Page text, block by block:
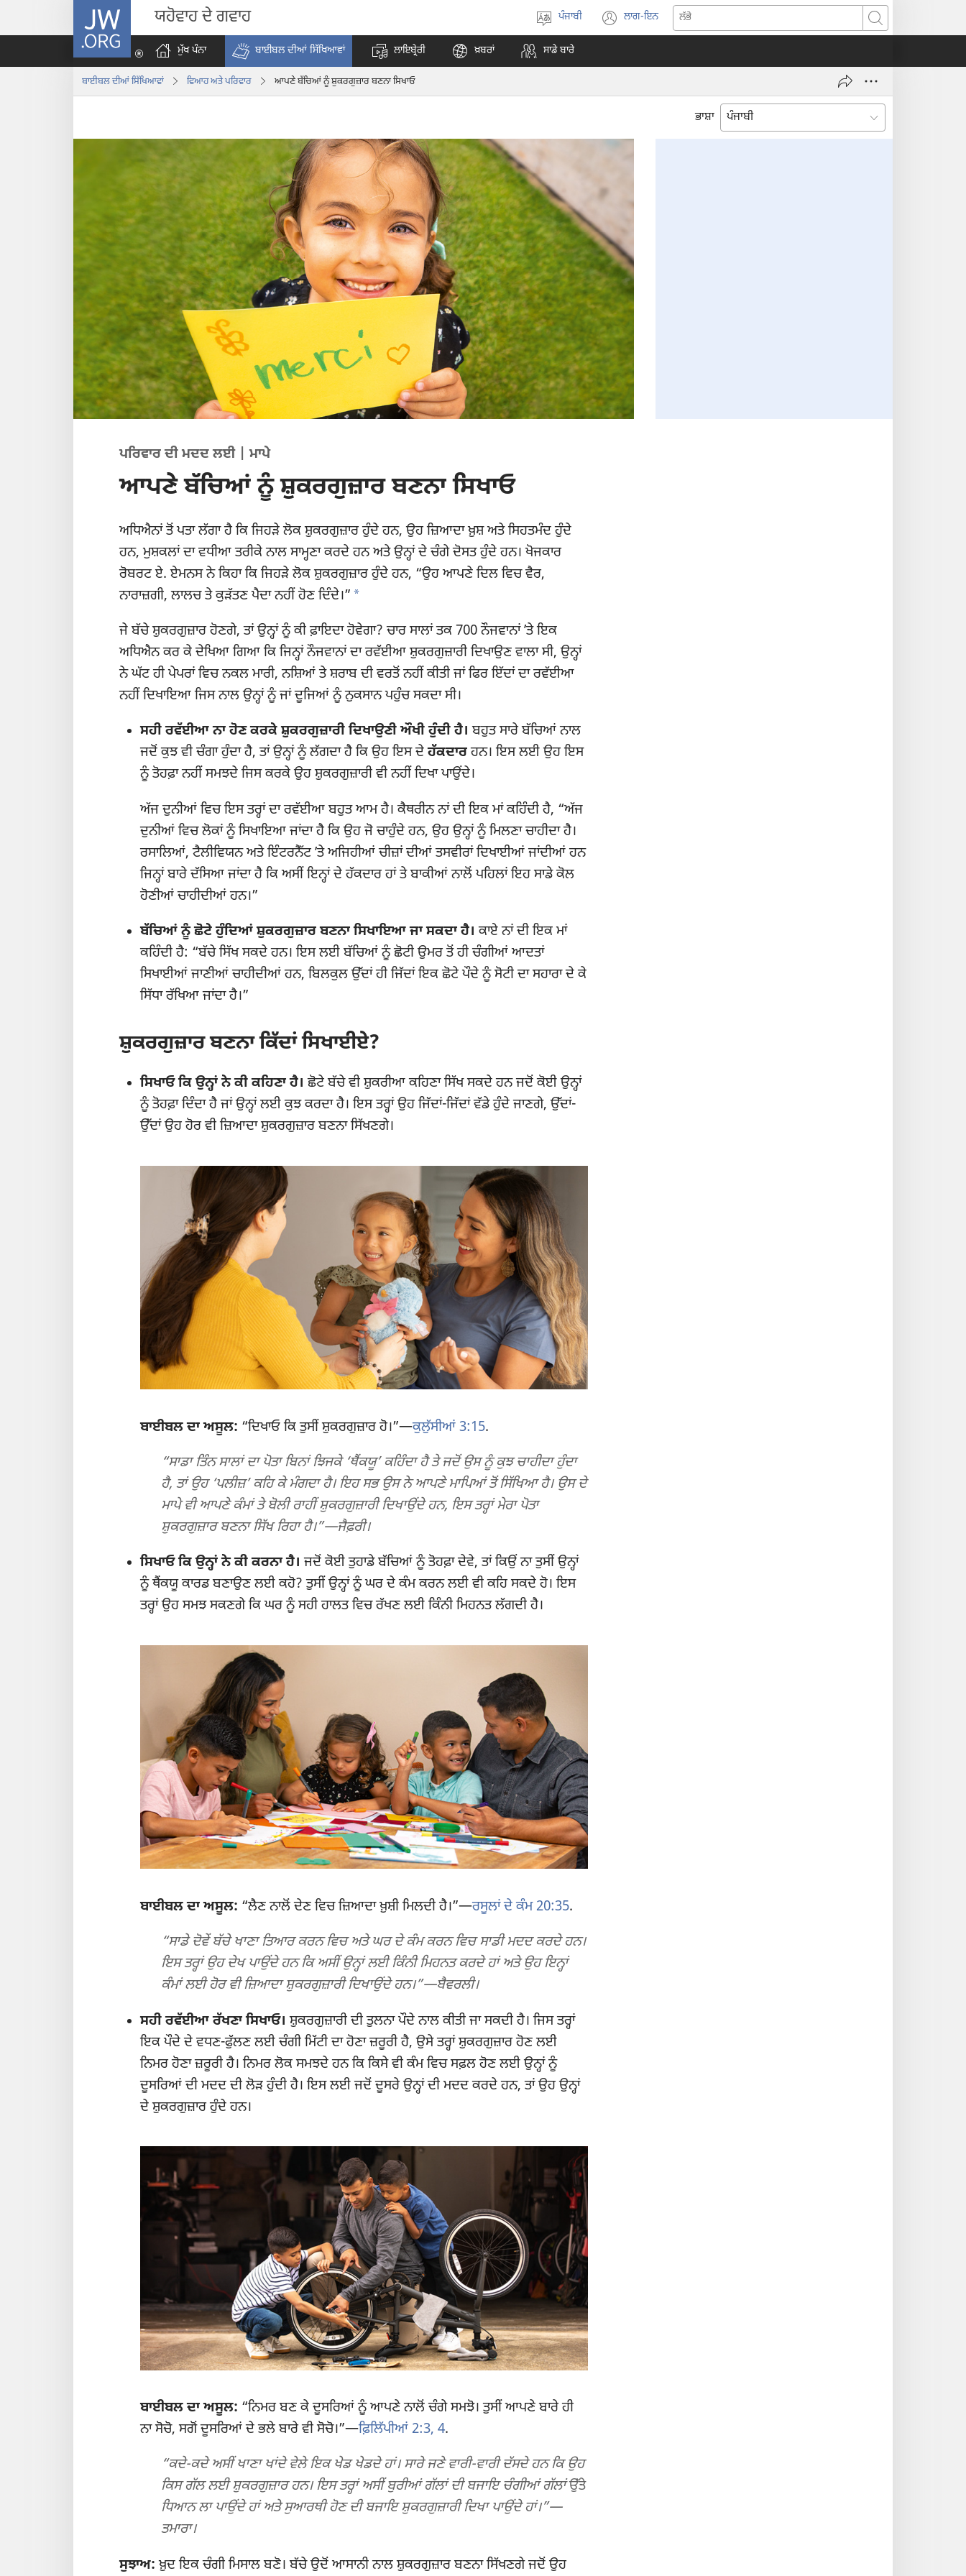
JW.ORG ਯਹੋਵਾਹ ਦੇ ਗਵਾਹ
ਚੁਣੋ
ਪੰਜਾਬੀ ਲਾਗ-ਇਨ
new
ਲੱਭੋ
ਮੁੱਖ ਪੰਨਾ ਬਾਈਬਲ ਦੀਆਂ ਸਿੱਖਿਆਵਾਂ ਲਾਇਬ੍ਰੇਰੀ ਖ਼ਬਰਾਂ ਸਾਡੇ ਬਾਰੇ
ਬਾਈਬਲ ਦੀਆਂ ਸਿੱਖਿਆਵਾਂ ਵਿਆਹ ਅਤੇ ਪਰਿਵਾਰ ਆਪਣੇ ਬੱਚਿਆਂ ਨੂੰ ਸ਼ੁਕਰਗੁਜ਼ਾਰ ਬਣਨਾ ਸਿਖਾਓ
ਭਾਸ਼ਾ
ਪਰਿਵਾਰ ਦੀ ਮਦਦ ਲਈ | ਮਾਪੇ
ਆਪਣੇ ਬੱਚਿਆਂ ਨੂੰ ਸ਼ੁਕਰਗੁਜ਼ਾਰ ਬਣਨਾ ਸਿਖਾਓ
ਅਧਿਐਨਾਂ ਤੋਂ ਪਤਾ ਲੱਗਾ ਹੈ ਕਿ ਜਿਹੜੇ ਲੋਕ ਸ਼ੁਕਰਗੁਜ਼ਾਰ ਹੁੰਦੇ ਹਨ, ਉਹ ਜ਼ਿਆਦਾ ਖ਼ੁਸ਼ ਅਤੇ ਸਿਹਤਮੰਦ ਹੁੰਦੇ
ਹਨ, ਮੁਸ਼ਕਲਾਂ ਦਾ ਵਧੀਆ ਤਰੀਕੇ ਨਾਲ ਸਾਮ੍ਹਣਾ ਕਰਦੇ ਹਨ ਅਤੇ ਉਨ੍ਹਾਂ ਦੇ ਚੰਗੇ ਦੋਸਤ ਹੁੰਦੇ ਹਨ। ਖੋਜਕਾਰ
ਰੋਬਰਟ ਏ. ਏਮਨਸ ਨੇ ਕਿਹਾ ਕਿ ਜਿਹੜੇ ਲੋਕ ਸ਼ੁਕਰਗੁਜ਼ਾਰ ਹੁੰਦੇ ਹਨ, “ਉਹ ਆਪਣੇ ਦਿਲ ਵਿਚ ਵੈਰ,
ਨਾਰਾਜ਼ਗੀ, ਲਾਲਚ ਤੇ ਕੁੜੱਤਣ ਪੈਦਾ ਨਹੀਂ ਹੋਣ ਦਿੰਦੇ।” a
ਜੇ ਬੱਚੇ ਸ਼ੁਕਰਗੁਜ਼ਾਰ ਹੋਣਗੇ, ਤਾਂ ਉਨ੍ਹਾਂ ਨੂੰ ਕੀ ਫ਼ਾਇਦਾ ਹੋਵੇਗਾ? ਚਾਰ ਸਾਲਾਂ ਤਕ 700 ਨੌਜਵਾਨਾਂ ʼਤੇ ਇਕ
ਅਧਿਐਨ ਕਰ ਕੇ ਦੇਖਿਆ ਗਿਆ ਕਿ ਜਿਨ੍ਹਾਂ ਨੌਜਵਾਨਾਂ ਦਾ ਰਵੱਈਆ ਸ਼ੁਕਰਗੁਜ਼ਾਰੀ ਦਿਖਾਉਣ ਵਾਲਾ ਸੀ, ਉਨ੍ਹਾਂ
ਨੇ ਘੱਟ ਹੀ ਪੇਪਰਾਂ ਵਿਚ ਨਕਲ ਮਾਰੀ, ਨਸ਼ਿਆਂ ਤੇ ਸ਼ਰਾਬ ਦੀ ਵਰਤੋਂ ਨਹੀਂ ਕੀਤੀ ਜਾਂ ਫਿਰ ਇੱਦਾਂ ਦਾ ਰਵੱਈਆ
ਨਹੀਂ ਦਿਖਾਇਆ ਜਿਸ ਨਾਲ ਉਨ੍ਹਾਂ ਨੂੰ ਜਾਂ ਦੂਜਿਆਂ ਨੂੰ ਨੁਕਸਾਨ ਪਹੁੰਚ ਸਕਦਾ ਸੀ।
ਸਹੀ ਰਵੱਈਆ ਨਾ ਹੋਣ ਕਰਕੇ ਸ਼ੁਕਰਗੁਜ਼ਾਰੀ ਦਿਖਾਉਣੀ ਔਖੀ ਹੁੰਦੀ ਹੈ। ਬਹੁਤ ਸਾਰੇ ਬੱਚਿਆਂ ਨਾਲ
ਜਦੋਂ ਕੁਝ ਵੀ ਚੰਗਾ ਹੁੰਦਾ ਹੈ, ਤਾਂ ਉਨ੍ਹਾਂ ਨੂੰ ਲੱਗਦਾ ਹੈ ਕਿ ਉਹ ਇਸ ਦੇਹੱਕਦਾਰਹਨ। ਇਸ ਲਈ ਉਹ ਇਸ
ਨੂੰ ਤੋਹਫ਼ਾ ਨਹੀਂ ਸਮਝਦੇ ਜਿਸ ਕਰਕੇ ਉਹ ਸ਼ੁਕਰਗੁਜ਼ਾਰੀ ਵੀ ਨਹੀਂ ਦਿਖਾ ਪਾਉਂਦੇ।
ਅੱਜ ਦੁਨੀਆਂ ਵਿਚ ਇਸ ਤਰ੍ਹਾਂ ਦਾ ਰਵੱਈਆ ਬਹੁਤ ਆਮ ਹੈ। ਕੈਥਰੀਨ ਨਾਂ ਦੀ ਇਕ ਮਾਂ ਕਹਿੰਦੀ ਹੈ, “ਅੱਜ
ਦੁਨੀਆਂ ਵਿਚ ਲੋਕਾਂ ਨੂੰ ਸਿਖਾਇਆ ਜਾਂਦਾ ਹੈ ਕਿ ਉਹ ਜੋ ਚਾਹੁੰਦੇ ਹਨ, ਉਹ ਉਨ੍ਹਾਂ ਨੂੰ ਮਿਲਣਾ ਚਾਹੀਦਾ ਹੈ।
ਰਸਾਲਿਆਂ, ਟੈਲੀਵਿਯਨ ਅਤੇ ਇੰਟਰਨੈੱਟ ʼਤੇ ਅਜਿਹੀਆਂ ਚੀਜ਼ਾਂ ਦੀਆਂ ਤਸਵੀਰਾਂ ਦਿਖਾਈਆਂ ਜਾਂਦੀਆਂ ਹਨ
ਜਿਨ੍ਹਾਂ ਬਾਰੇ ਦੱਸਿਆ ਜਾਂਦਾ ਹੈ ਕਿ ਅਸੀਂ ਇਨ੍ਹਾਂ ਦੇ ਹੱਕਦਾਰ ਹਾਂ ਤੇ ਬਾਕੀਆਂ ਨਾਲੋਂ ਪਹਿਲਾਂ ਇਹ ਸਾਡੇ ਕੋਲ
ਹੋਣੀਆਂ ਚਾਹੀਦੀਆਂ ਹਨ।”
ਬੱਚਿਆਂ ਨੂੰ ਛੋਟੇ ਹੁੰਦਿਆਂ ਸ਼ੁਕਰਗੁਜ਼ਾਰ ਬਣਨਾ ਸਿਖਾਇਆ ਜਾ ਸਕਦਾ ਹੈ। ਕਾਏ ਨਾਂ ਦੀ ਇਕ ਮਾਂ
ਕਹਿੰਦੀ ਹੈ: “ਬੱਚੇ ਸਿੱਖ ਸਕਦੇ ਹਨ। ਇਸ ਲਈ ਬੱਚਿਆਂ ਨੂੰ ਛੋਟੀ ਉਮਰ ਤੋਂ ਹੀ ਚੰਗੀਆਂ ਆਦਤਾਂ
ਸਿਖਾਈਆਂ ਜਾਣੀਆਂ ਚਾਹੀਦੀਆਂ ਹਨ, ਬਿਲਕੁਲ ਉੱਦਾਂ ਹੀ ਜਿੱਦਾਂ ਇਕ ਛੋਟੇ ਪੌਦੇ ਨੂੰ ਸੋਟੀ ਦਾ ਸਹਾਰਾ ਦੇ ਕੇ
ਸਿੱਧਾ ਰੱਖਿਆ ਜਾਂਦਾ ਹੈ।”
ਸ਼ੁਕਰਗੁਜ਼ਾਰ ਬਣਨਾ ਕਿੱਦਾਂ ਸਿਖਾਈਏ?
ਸਿਖਾਓ ਕਿ ਉਨ੍ਹਾਂ ਨੇ ਕੀ ਕਹਿਣਾ ਹੈ। ਛੋਟੇ ਬੱਚੇ ਵੀ ਸ਼ੁਕਰੀਆ ਕਹਿਣਾ ਸਿੱਖ ਸਕਦੇ ਹਨ ਜਦੋਂ ਕੋਈ ਉਨ੍ਹਾਂ
ਨੂੰ ਤੋਹਫ਼ਾ ਦਿੰਦਾ ਹੈ ਜਾਂ ਉਨ੍ਹਾਂ ਲਈ ਕੁਝ ਕਰਦਾ ਹੈ। ਇਸ ਤਰ੍ਹਾਂ ਉਹ ਜਿੱਦਾਂ-ਜਿੱਦਾਂ ਵੱਡੇ ਹੁੰਦੇ ਜਾਣਗੇ, ਉੱਦਾਂ-
ਉੱਦਾਂ ਉਹ ਹੋਰ ਵੀ ਜ਼ਿਆਦਾ ਸ਼ੁਕਰਗੁਜ਼ਾਰ ਬਣਨਾ ਸਿੱਖਣਗੇ।
ਬਾਈਬਲ ਦਾ ਅਸੂਲ: “ਦਿਖਾਓ ਕਿ ਤੁਸੀਂ ਸ਼ੁਕਰਗੁਜ਼ਾਰ ਹੋ।”​—ਕੁਲੁੱਸੀਆਂ 3:15.
“ਸਾਡਾ ਤਿੰਨ ਸਾਲਾਂ ਦਾ ਪੋਤਾ ਬਿਨਾਂ ਝਿਜਕੇ ‘ਥੈਂਕਯੂ’ ਕਹਿੰਦਾ ਹੈ ਤੇ ਜਦੋਂ ਉਸ ਨੂੰ ਕੁਝ ਚਾਹੀਦਾ ਹੁੰਦਾ
ਹੈ, ਤਾਂ ਉਹ ‘ਪਲੀਜ਼’ ਕਹਿ ਕੇ ਮੰਗਦਾ ਹੈ। ਇਹ ਸਭ ਉਸ ਨੇ ਆਪਣੇ ਮਾਪਿਆਂ ਤੋਂ ਸਿੱਖਿਆ ਹੈ। ਉਸ ਦੇ
ਮਾਪੇ ਵੀ ਆਪਣੇ ਕੰਮਾਂ ਤੇ ਬੋਲੀ ਰਾਹੀਂ ਸ਼ੁਕਰਗੁਜ਼ਾਰੀ ਦਿਖਾਉਂਦੇ ਹਨ, ਇਸ ਤਰ੍ਹਾਂ ਮੇਰਾ ਪੋਤਾ
ਸ਼ੁਕਰਗੁਜ਼ਾਰ ਬਣਨਾ ਸਿੱਖ ਰਿਹਾ ਹੈ।”​—ਜੈਫ਼ਰੀ।
ਸਿਖਾਓ ਕਿ ਉਨ੍ਹਾਂ ਨੇ ਕੀ ਕਰਨਾ ਹੈ। ਜਦੋਂ ਕੋਈ ਤੁਹਾਡੇ ਬੱਚਿਆਂ ਨੂੰ ਤੋਹਫ਼ਾ ਦੇਵੇ, ਤਾਂ ਕਿਉਂ ਨਾ ਤੁਸੀਂ ਉਨ੍ਹਾਂ
ਨੂੰ ਥੈਂਕਯੂ ਕਾਰਡ ਬਣਾਉਣ ਲਈ ਕਹੋ? ਤੁਸੀਂ ਉਨ੍ਹਾਂ ਨੂੰ ਘਰ ਦੇ ਕੰਮ ਕਰਨ ਲਈ ਵੀ ਕਹਿ ਸਕਦੇ ਹੋ। ਇਸ
ਤਰ੍ਹਾਂ ਉਹ ਸਮਝ ਸਕਣਗੇ ਕਿ ਘਰ ਨੂੰ ਸਹੀ ਹਾਲਤ ਵਿਚ ਰੱਖਣ ਲਈ ਕਿੰਨੀ ਮਿਹਨਤ ਲੱਗਦੀ ਹੈ।
ਬਾਈਬਲ ਦਾ ਅਸੂਲ: “ਲੈਣ ਨਾਲੋਂ ਦੇਣ ਵਿਚ ਜ਼ਿਆਦਾ ਖ਼ੁਸ਼ੀ ਮਿਲਦੀ ਹੈ।”​—ਰਸੂਲਾਂ ਦੇ ਕੰਮ 20:35.
“ਸਾਡੇ ਦੋਵੇਂ ਬੱਚੇ ਖਾਣਾ ਤਿਆਰ ਕਰਨ ਵਿਚ ਅਤੇ ਘਰ ਦੇ ਕੰਮ ਕਰਨ ਵਿਚ ਸਾਡੀ ਮਦਦ ਕਰਦੇ ਹਨ।
ਇਸ ਤਰ੍ਹਾਂ ਉਹ ਦੇਖ ਪਾਉਂਦੇ ਹਨ ਕਿ ਅਸੀਂ ਉਨ੍ਹਾਂ ਲਈ ਕਿੰਨੀ ਮਿਹਨਤ ਕਰਦੇ ਹਾਂ ਅਤੇ ਉਹ ਇਨ੍ਹਾਂ
ਕੰਮਾਂ ਲਈ ਹੋਰ ਵੀ ਜ਼ਿਆਦਾ ਸ਼ੁਕਰਗੁਜ਼ਾਰੀ ਦਿਖਾਉਂਦੇ ਹਨ।”​—ਬੈਵਰਲੀ।
ਸਹੀ ਰਵੱਈਆ ਰੱਖਣਾ ਸਿਖਾਓ। ਸ਼ੁਕਰਗੁਜ਼ਾਰੀ ਦੀ ਤੁਲਨਾ ਪੌਦੇ ਨਾਲ ਕੀਤੀ ਜਾ ਸਕਦੀ ਹੈ। ਜਿਸ ਤਰ੍ਹਾਂ
ਇਕ ਪੌਦੇ ਦੇ ਵਧਣ-ਫੁੱਲਣ ਲਈ ਚੰਗੀ ਮਿੱਟੀ ਦਾ ਹੋਣਾ ਜ਼ਰੂਰੀ ਹੈ, ਉਸੇ ਤਰ੍ਹਾਂ ਸ਼ੁਕਰਗੁਜ਼ਾਰ ਹੋਣ ਲਈ
ਨਿਮਰ ਹੋਣਾ ਜ਼ਰੂਰੀ ਹੈ। ਨਿਮਰ ਲੋਕ ਸਮਝਦੇ ਹਨ ਕਿ ਕਿਸੇ ਵੀ ਕੰਮ ਵਿਚ ਸਫ਼ਲ ਹੋਣ ਲਈ ਉਨ੍ਹਾਂ ਨੂੰ
ਦੂਸਰਿਆਂ ਦੀ ਮਦਦ ਦੀ ਲੋੜ ਹੁੰਦੀ ਹੈ। ਇਸ ਲਈ ਜਦੋਂ ਦੂਸਰੇ ਉਨ੍ਹਾਂ ਦੀ ਮਦਦ ਕਰਦੇ ਹਨ, ਤਾਂ ਉਹ ਉਨ੍ਹਾਂ
ਦੇ ਸ਼ੁਕਰਗੁਜ਼ਾਰ ਹੁੰਦੇ ਹਨ।
ਬਾਈਬਲ ਦਾ ਅਸੂਲ: “ਨਿਮਰ ਬਣ ਕੇ ਦੂਸਰਿਆਂ ਨੂੰ ਆਪਣੇ ਨਾਲੋਂ ਚੰਗੇ ਸਮਝੋ। ਤੁਸੀਂ ਆਪਣੇ ਬਾਰੇ ਹੀ
ਨਾ ਸੋਚੋ, ਸਗੋਂ ਦੂਸਰਿਆਂ ਦੇ ਭਲੇ ਬਾਰੇ ਵੀ ਸੋਚੋ।”​—ਫ਼ਿਲਿੱਪੀਆਂ 2:3, 4.
“ਕਦੇ-ਕਦੇ ਅਸੀਂ ਖਾਣਾ ਖਾਂਦੇ ਵੇਲੇ ਇਕ ਖੇਡ ਖੇਡਦੇ ਹਾਂ। ਸਾਰੇ ਜਣੇ ਵਾਰੀ-ਵਾਰੀ ਦੱਸਦੇ ਹਨ ਕਿ ਉਹ
ਕਿਸ ਗੱਲ ਲਈ ਸ਼ੁਕਰਗੁਜ਼ਾਰ ਹਨ। ਇਸ ਤਰ੍ਹਾਂ ਅਸੀਂ ਬੁਰੀਆਂ ਗੱਲਾਂ ਦੀ ਬਜਾਇ ਚੰਗੀਆਂ ਗੱਲਾਂਉੱਤੇ
ਧਿਆਨ ਲਾ ਪਾਉਂਦੇ ਹਾਂ ਅਤੇ ਸੁਆਰਥੀ ਹੋਣ ਦੀ ਬਜਾਇ ਸ਼ੁਕਰਗੁਜ਼ਾਰੀ ਦਿਖਾ ਪਾਉਂਦੇ ਹਾਂ।”​—
ਤਮਾਰਾ।
ਸੁਝਾਅ: ਖ਼ੁਦ ਇਕ ਚੰਗੀ ਮਿਸਾਲ ਬਣੋ। ਬੱਚੇ ਉਦੋਂ ਆਸਾਨੀ ਨਾਲ ਸ਼ੁਕਰਗੁਜ਼ਾਰ ਬਣਨਾ ਸਿੱਖਣਗੇ ਜਦੋਂ ਉਹ